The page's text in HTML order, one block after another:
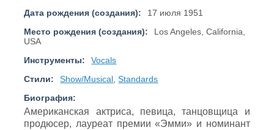
Дата рождения (создания):
17 июля 1951
Место рождения (создания):
Los Angeles, California,
USA
Инструменты:
Vocals
Стили:
Show/Musical ,Standards
Биография:
Американская актриса, певица, танцовщица и
продюсер, лауреат премии «Эмми» и номинант